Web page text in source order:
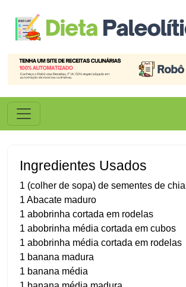
Ingredientes Usados
1 (colher de sopa) de sementes de chia
1 Abacate maduro
1 abobrinha cortada em rodelas
1 abobrinha média cortada em cubos
1 abobrinha média cortada em rodelas
1 banana madura
1 banana média